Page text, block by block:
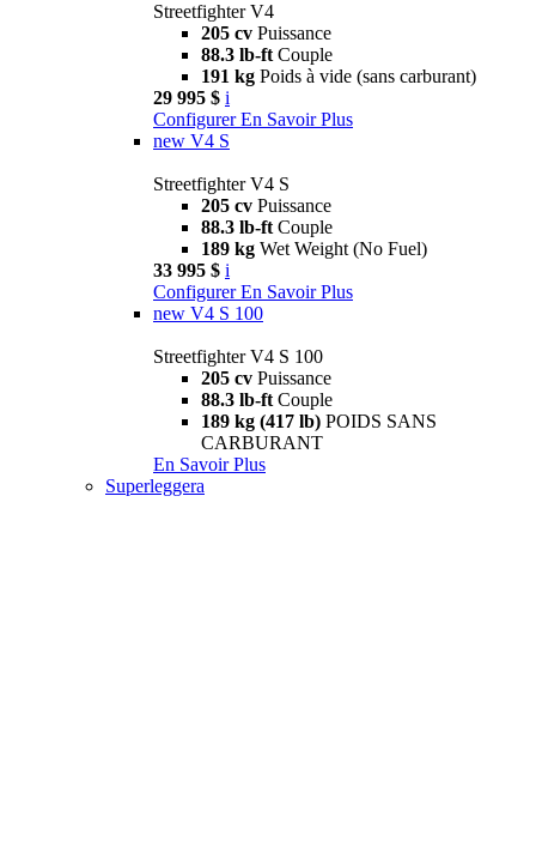
Streetfighter V4
205 cv Puissance
88.3 lb-ft Couple
191 kg Poids à vide (sans carburant)
29 995 $ i
Configurer En Savoir Plus
new V4 S
Streetfighter V4 S
205 cv Puissance
88.3 lb-ft Couple
189 kg Wet Weight (No Fuel)
33 995 $ i
Configurer En Savoir Plus
new V4 S 100
Streetfighter V4 S 100
205 cv Puissance
88.3 lb-ft Couple
189 kg (417 lb) POIDS SANS
CARBURANT
En Savoir Plus
Superleggera